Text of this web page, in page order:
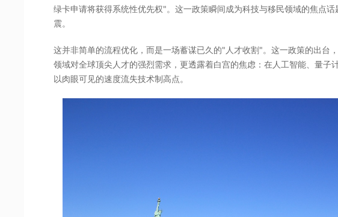
绿卡申请将获得系统性优先权"。这一政策瞬间成为科技与移民领域的焦点
震。
这并非简单的流程优化，而是一场蓄谋已久的"人才收割"。这一政策的出台
领域对全球顶尖人才的强烈需求，更透露着白宫的焦虑：在人工智能、量子
以肉眼可见的速度流失技术制高点。